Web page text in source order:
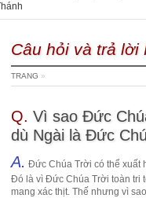
Câu hỏi và trả lời
TRANG »
Q. Vì sao Đức
dù Ngài là Đức
A. Đức Chúa Trời có thể xuất
Đó là vì Đức Chúa Trời toàn tri
mang xác thịt. Thế nhưng vì